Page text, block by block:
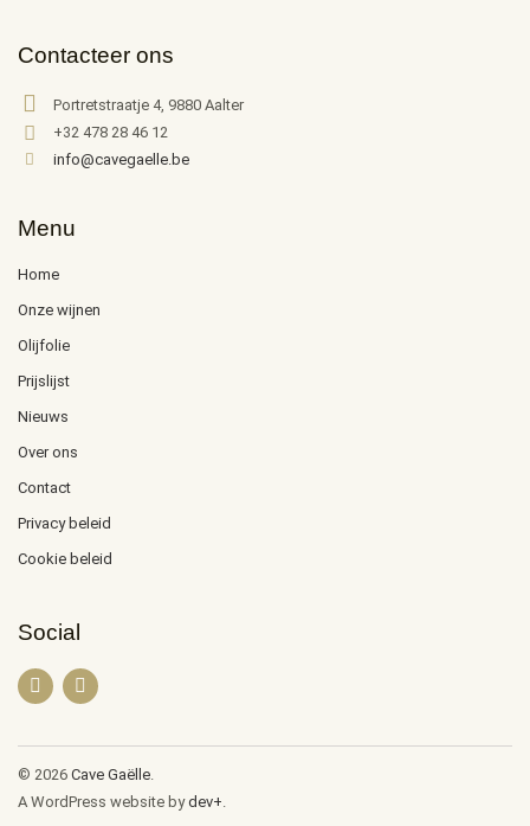
Contacteer ons
Portretstraatje 4, 9880 Aalter
+32 478 28 46 12
info@cavegaelle.be
Menu
Home
Onze wijnen
Olijfolie
Prijslijst
Nieuws
Over ons
Contact
Privacy beleid
Cookie beleid
Social
© 2026 Cave Gaëlle.
A WordPress website bydev+.